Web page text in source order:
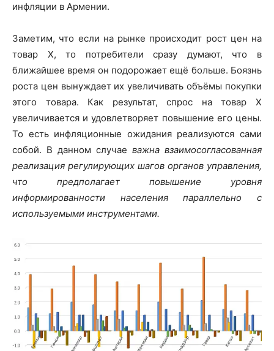
инфляции в Армении.
Заметим, что если на рынке происходит рост цен на
товар Х, то потребители сразу думают, что в
ближайшее время он подорожает ещё больше. Боязнь
роста цен вынуждает их увеличивать объёмы покупки
этого товара. Как результат, спрос на товар Х
увеличивается и удовлетворяет повышение его цены.
То есть инфляционные ожидания реализуются сами
собой. В данном случае важна взаимосогласованная
реализация регулирующих шагов органов управления,
что предполагает повышение уровня
информированности населения параллельно с
используемыми инструментами.